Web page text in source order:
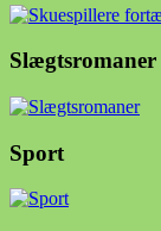
Slægtsromaner
Sport